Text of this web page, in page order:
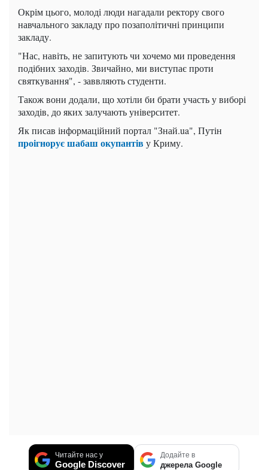
Окрім цього, молоді люди нагадали ректору свого
навчального закладу про позаполітичні принципи
закладу.
"Нас, навіть, не запитують чи хочемо ми проведення
подібних заходів. Звичайно, ми виступає проти
святкування", - заввляють студенти.
Також вони додали, що хотіли би брати участь у виборі
заходів, до яких залучають університет.
Як писав інформаційний портал "Знай.ua", Путін
проігнорує шабаш окупантіву Криму.
Читайте нас у
Google Discover
Додайте в
джерела Google